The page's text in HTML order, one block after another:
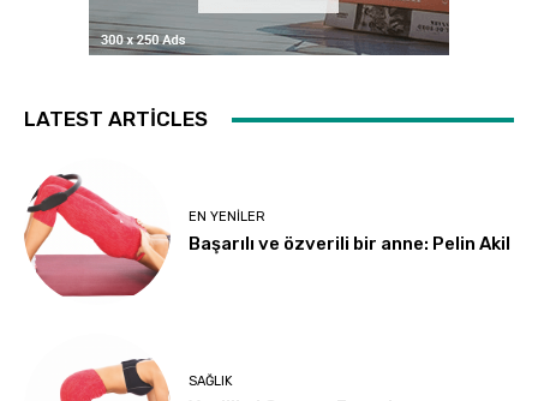
LATEST ARTICLES
EN YENILER
Başarılı ve özverili bir anne: Pelin Akil
SAĞLIK